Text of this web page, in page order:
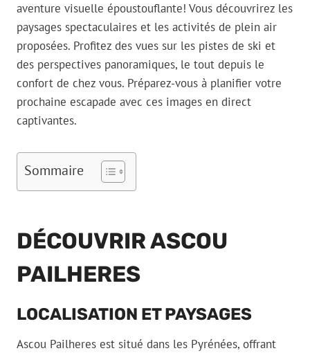
aventure visuelle époustouflante! Vous découvrirez les
paysages spectaculaires et les activités de plein air
proposées. Profitez des vues sur les pistes de ski et
des perspectives panoramiques, le tout depuis le
confort de chez vous. Préparez-vous à planifier votre
prochaine escapade avec ces images en direct
captivantes.
Sommaire
DÉCOUVRIR ASCOU
PAILHERES
LOCALISATION ET PAYSAGES
Ascou Pailheres est situé dans les Pyrénées, offrant